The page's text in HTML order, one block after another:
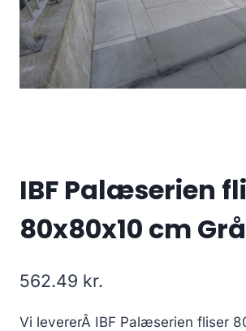
IBF Palæserien
80x80x10 cm Grå
562.49 kr.
Vi levererÂ IBF Palæserien fliser